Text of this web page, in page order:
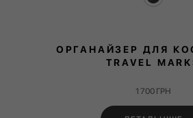
ОРГАНАЙЗЕР ДЛЯ
TRAVEL
1 700 ГРН